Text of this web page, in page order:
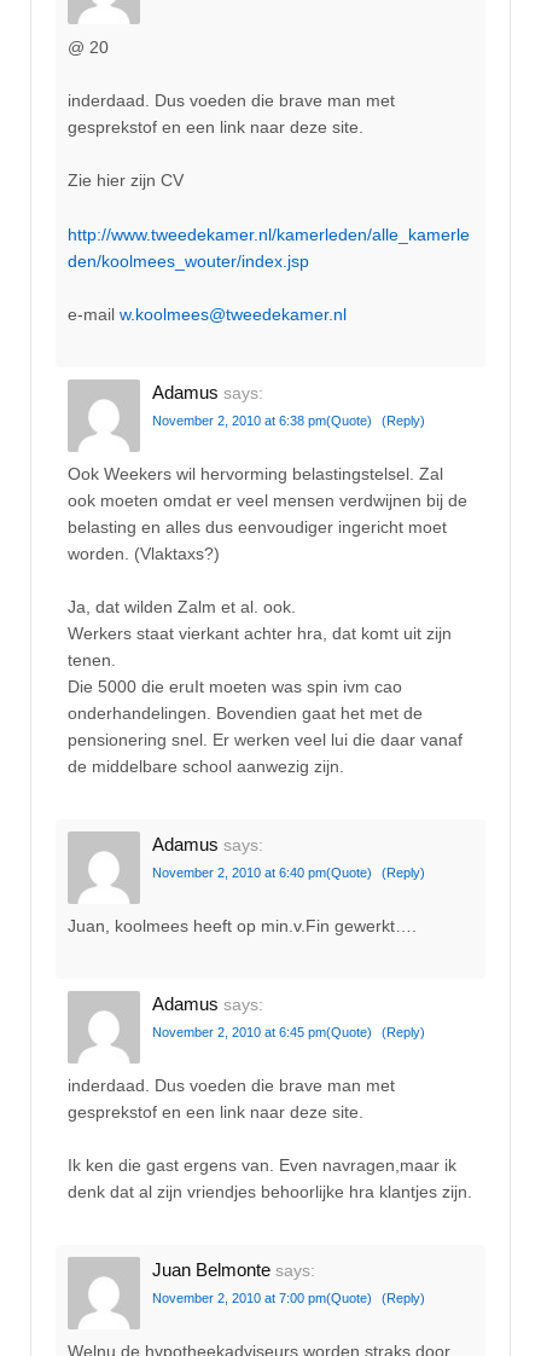
@ 20
inderdaad. Dus voeden die brave man met
gesprekstof en een link naar deze site.
Zie hier zijn CV
http://www.tweedekamer.nl/kamerleden/alle_kamerle
den/koolmees_wouter/index.jsp
e-mail w.koolmees@tweedekamer.nl
Adamus says:
November 2, 2010 at 6:38 pm(Quote) (Reply)
Ook Weekers wil hervorming belastingstelsel. Zal
ook moeten omdat er veel mensen verdwijnen bij de
belasting en alles dus eenvoudiger ingericht moet
worden. (Vlaktaxs?)
Ja, dat wilden Zalm et al. ook.
Werkers staat vierkant achter hra, dat komt uit zijn
tenen.
Die 5000 die eruIt moeten was spin ivm cao
onderhandelingen. Bovendien gaat het met de
pensionering snel. Er werken veel lui die daar vanaf
de middelbare school aanwezig zijn.
Adamus says:
November 2, 2010 at 6:40 pm(Quote) (Reply)
Juan, koolmees heeft op min.v.Fin gewerkt….
Adamus says:
November 2, 2010 at 6:45 pm(Quote) (Reply)
inderdaad. Dus voeden die brave man met
gesprekstof en een link naar deze site.
Ik ken die gast ergens van. Even navragen,maar ik
denk dat al zijn vriendjes behoorlijke hra klantjes zijn.
Juan Belmonte says:
November 2, 2010 at 7:00 pm(Quote) (Reply)
Welnu de hypotheekadviseurs worden straks door